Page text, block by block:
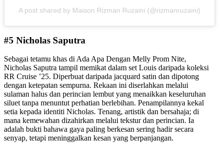
A post shared by Maison Rizman Ruzaini (@rizmanruzaini)
#5 Nicholas Saputra
Sebagai tetamu khas di Ada Apa Dengan Melly Prom Nite,
Nicholas Saputra tampil memikat dalam set Louis daripada koleksi
RR Cruise ’25. Diperbuat daripada jacquard satin dan dipotong
dengan ketepatan sempurna. Rekaan ini diserlahkan melalui
sulaman halus dan perincian lembut yang menaikkan keseluruhan
siluet tanpa menuntut perhatian berlebihan. Penampilannya kekal
setia kepada identiti Nicholas. Tenang, artistik dan bersahaja; di
mana kemewahan dizahirkan melalui tekstur dan perincian. Ia
adalah bukti bahawa gaya paling berkesan sering hadir secara
senyap, tetapi meninggalkan kesan yang berpanjangan.